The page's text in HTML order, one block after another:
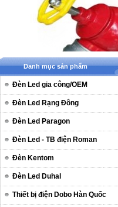
Danh mục sản phẩm
Đèn Led gia công/OEM
Đèn Led Rạng Đông
Đèn Led Paragon
Đèn Led - TB điện Roman
Đèn Kentom
Đèn Led Duhal
Thiết bị điện Dobo Hàn Quốc